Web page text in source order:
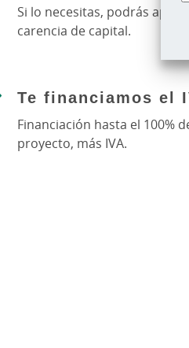
Si lo necesitas, podrás aplicar
carencia de capital.
Te financiamos el
Financiación hasta el 100%
proyecto, más IVA.